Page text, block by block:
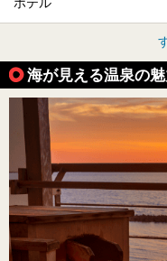
海が見える温泉の